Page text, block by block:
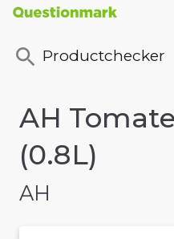
Productchecker
AH
(0.8L)
AH